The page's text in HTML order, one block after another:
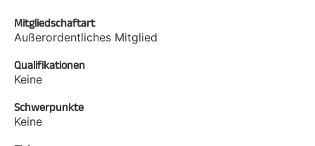
Mitgliedschaftart
Außerordentliches Mitglied
Qualifikationen
Keine
Schwerpunkte
Keine